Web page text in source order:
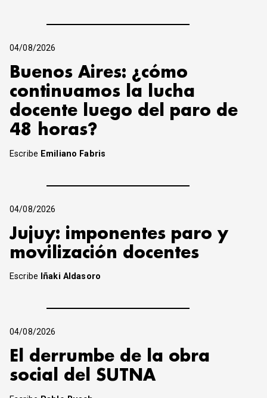
04/08/2026
Buenos Aires: ¿cómo
continuamos la lucha
docente luego del paro de
48 horas?
Escribe Emiliano Fabris
04/08/2026
Jujuy: imponentes paro y
movilización docentes
Escribe Iñaki Aldasoro
04/08/2026
El derrumbe de la obra
social del SUTNA